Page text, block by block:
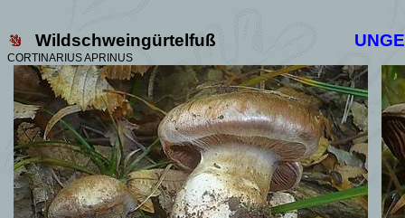
Wildschweingürtelfuß
CORTINARIUS APRINUS